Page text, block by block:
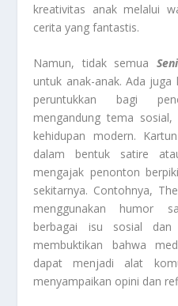
kreativitas anak melalui
cerita yang fantastis.
Namun, tidak semua
untuk anak-anak. Ada
peruntukkan bagi
mengandung tema
kehidupan modern.
dalam bentuk satire
mengajak penonton
sekitarnya. Contohnya,
menggunakan humor
berbagai isu sosial
membuktikan bahwa
dapat menjadi alat
menyampaikan opini dan